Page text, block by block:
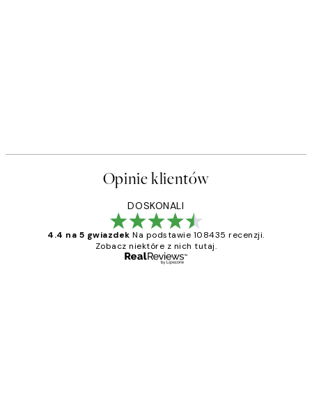
Opinie klientów
DOSKONALI
4.4 na 5 gwiazdek Na podstawie 108435 recenzji.
Zobacz niektóre z nich tutaj.